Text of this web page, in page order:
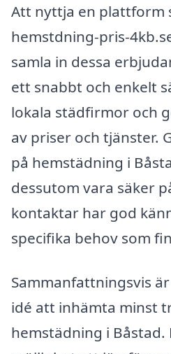
Att nyttja en plattform
hemstdning-pris-
samla in dessa
ett snabbt och enkelt
lokala städfirmor och
av priser och tjänster.
på hemstädning i
dessutom vara säker
kontaktar har god
specifika behov som
Sammanfattningsvis
idé att inhämta minst
hemstädning i Båstad.